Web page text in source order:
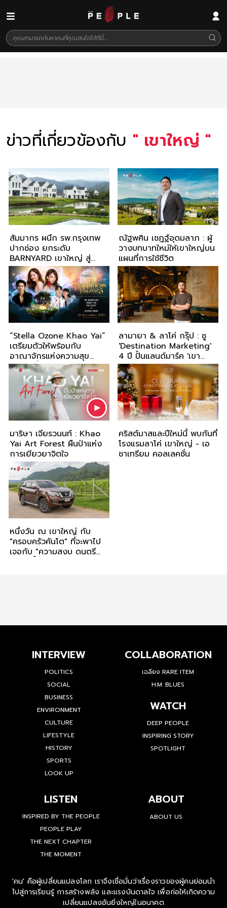
ข่าวที่เกี่ยวข้องกับ " เขาใหญ่ "
สัมมากร ผนึก รพ.กรุงเทพ
ปากช่อง ยกระดับ
BARNYARD เขาใหญ่ สู่
‘Longevity Living’
ณัฐพศิน เชฎฐ์อุดมลาภ : ผู้
วางบทบาทใหม่ให้เขาใหญ่บน
แผนที่การใช้ชีวิต
“Stella Ozone Khao Yai”
เตรียมตัวให้พร้อมกับ
อาณาจักรแห่งความสุข
ปลายปีนี้
ลามายา & ลาโค่ กรุ๊ป : ชู
'Destination Marketing'
4 ปี ปั้นแลนด์มาร์ค 'เขา
ใหญ่-กรุงเทพ' รุกขยาย
แบรนด์สู่ 4 ภาคทั่วไทย เล็ง
สร้างสวนสนุก-โชว์ระดับโลก
เที่ยวได้ทั้งปี
มาริษา เจียรวนนท์ : Khao
Yai Art Forest ผืนป่าแห่ง
การเยียวยาจิตใจ
คริสต์มาสและปีใหม่นี้ พบกันที่
โรงแรมลาโค่ เขาใหญ่ - เอ
ชาเทรียม คอลเลคชั่น
หนึ่งวัน ณ เขาใหญ่ กับ
"ครอบครัวคันโต" ที่จะพาไป
เจอกับ "ความสงบ ดนตรี
INTERVIEW
POLITICS
SOCIAL
BUSINESS
ENVIRONMENT
CULTURE
LIFESTYLE
HISTORY
SPORTS
LOOK UP
COLLABORATION
เฉลียง RARE ITEM
H.M. BLUES
WATCH
DEEP PEOPLE
INSPIRING STORY
SPOTLIGHT
LISTEN
INSPIRED BY THE PEOPLE
PEOPLE PLAY
THE NEXT CHAPTER
THE MOMENT
ABOUT
ABOUT US
'คน' คือผู้เปลี่ยนแปลงโลก เราจึงเชื่อมั่นว่าเรื่องราวของผู้คนย่อมนำ
ไปสู่การเรียนรู้ การสร้างพลัง และแรงบันดาลใจ เพื่อก่อให้เกิดความ
เปลี่ยนแปลงอันยิ่งใหญ่ในอนาคต